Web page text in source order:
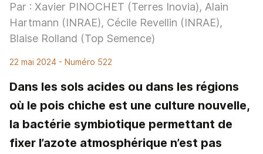
Par : Xavier PINOCHET (Terres Inovia), Alain
Hartmann (INRAE), Cécile Revellin (INRAE),
Blaise Rolland (Top Semence)
22 mai 2024 - Numéro 522
Dans les sols acides ou dans les régions
où le pois chiche est une culture nouvelle,
la bactérie symbiotique permettant de
fixer l’azote atmosphérique n’est pas